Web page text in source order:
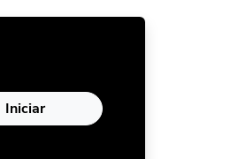
Iniciar